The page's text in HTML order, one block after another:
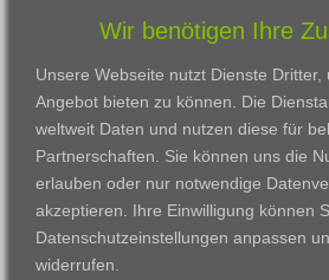
VWAK
Karriere
Links
Standorte
Darmstadt
Wir benötigen Ihre
Unsere Webseite nutzt Dienste
Angebot bieten zu können. Die
weltweit Daten und nutzen diese für
Partnerschaften. Sie können uns die
erlauben oder nur notwendige
akzeptieren. Ihre Einwilligung können
Datenschutzeinstellungen anpassen
widerrufen.